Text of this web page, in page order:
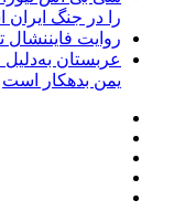
را در جنگ
روایت فایننشال
عربستان
یمن بدهکار است